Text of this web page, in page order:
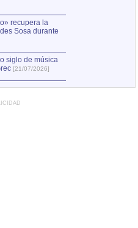
recupera la
Sosa durante
siglo de música
[21/07/2026]